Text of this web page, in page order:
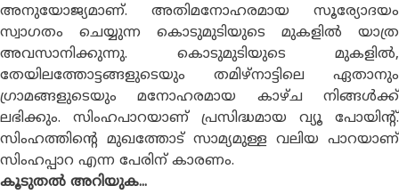
അനുയോജ്യമാണ്. അതിമനോഹരമായ സൂര്യോദയം
സ്വാഗതം ചെയ്യുന്ന കൊടുമുടിയുടെ മുകളിൽ യാത്ര
അവസാനിക്കുന്നു. കൊടുമുടിയുടെ മുകളിൽ,
തേയിലത്തോട്ടങ്ങളുടെയും തമിഴ്നാട്ടിലെ ഏതാനും
ഗ്രാമങ്ങളുടെയും മനോഹരമായ കാഴ്ച നിങ്ങൾക്ക്
ലഭിക്കും. സിംഹപാറയാണ് പ്രസിദ്ധമായ വ്യൂ പോയിൻ്റ്.
സിംഹത്തിൻ്റെ മുഖത്തോട് സാമ്യമുള്ള വലിയ പാറയാണ്
സിംഹപ്പാറ എന്ന പേരിന് കാരണം.
കൂടുതൽ അറിയുക...